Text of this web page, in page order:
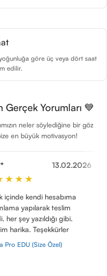
göre üç veya dört saat
edilir.
Yorumları 💙
neler söylediğine bir göz
en büyük motivasyon!
teslim
gibi.
Özel)
Öme***
Yani